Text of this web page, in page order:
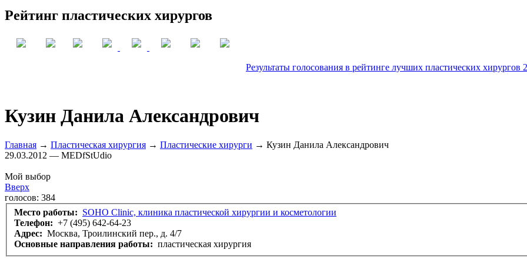
Рейтинг пластических хирургов
Результаты голосования в рейтинге лучших пластических хирургов
Кузин Данила Александрович
Главная → Пластическая хирургия → Пластические хирурги → Кузин Данила Александрович
29.03.2012 — MEDfStUdio
Мой выбор
Вверх
голосов: 384
Место работы: SOHO Clinic, клиника пластической хирургии и косметологии
Телефон: +7 (495) 642-64-23
Адрес: Москва, Троилинский пер., д. 4/7
Основные направления работы: пластическая хирургия